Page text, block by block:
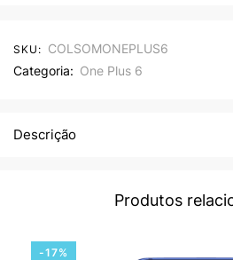
SKU: COLSOMONEPLUS6
Categoria: One Plus 6
Descrição
Produtos
-17%